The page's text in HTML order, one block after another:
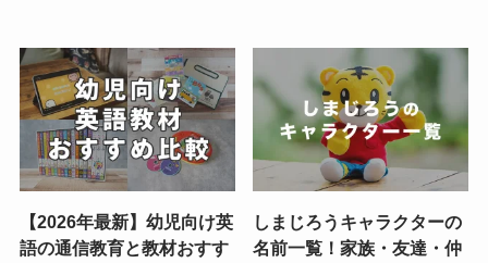
【2026年最新】幼児向け英
語の通信教育と教材おすす
しまじろうキャラクターの
名前一覧！家族・友達・仲